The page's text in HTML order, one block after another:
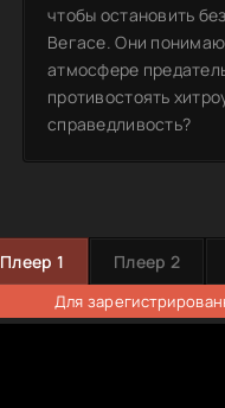
чтобы остановить
Вегасе. Они
атмосфере
противостоять
справедливость?
Плеер 1 Плеер 2
Для